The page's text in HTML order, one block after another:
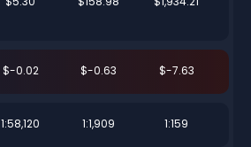
$-0.02 $-0.63 $-7.63
1:58,120 1:1,909 1:159